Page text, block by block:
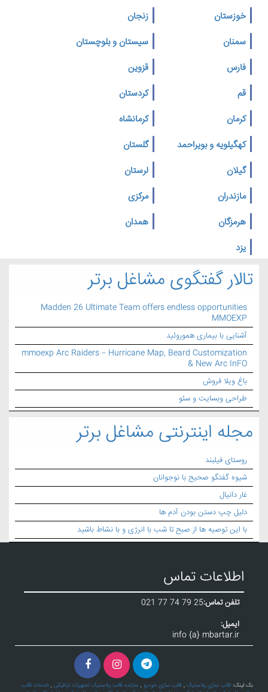
خوزستان
زنجان
سمنان
سیستان و بلوچستان
فارس
قزوین
قم
کردستان
کرمان
کرمانشاه
کهگیلویه و بویراحمد
گلستان
گیلان
لرستان
مازندران
مرکزی
هرمزگان
همدان
یزد
تالار گفتگوی مشاغل برتر
Madden 26 Ultimate Team offers endless opportunities
MMOEXP
آشنایی با بیماری هموروئید
mmoexp Arc Raiders – Hurricane Map, Beard Customization
& New Arc InFO
باغ ویلا فروش
طراحی وبسایت و سئو
مجله اینترنتی مشاغل برتر
روستای فیلبند
شیوه گفتگو صحیح با نوجوانان
غار دانیال
دلیل چپ دستن بودن آدم ها
با این توصیه ها از صبح تا شب با انرژی و با نشاط باشید
اطلاعات تماس
تلفن تماس:021 77 74 79 25
ایمیل:
info {a} mbartar.ir
بک لینک: قالب سازی پلاستیک , قالب سازی خودرو , سازنده قالب پلاستیک تجهیزات ترافیکی , خدمات قالب